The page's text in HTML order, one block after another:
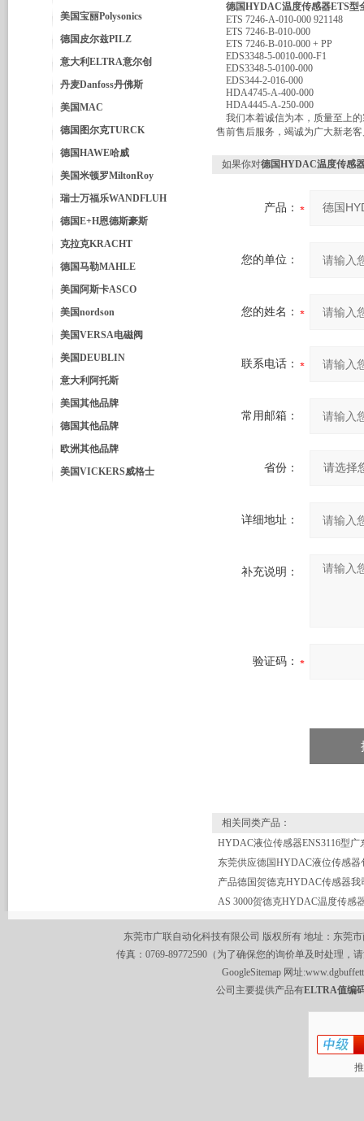
美国宝丽Polysonics
德国皮尔兹PILZ
意大利ELTRA意尔创
丹麦Danfoss丹佛斯
美国MAC
德国图尔克TURCK
德国HAWE哈威
美国米顿罗MiltonRoy
瑞士万福乐WANDFLUH
德国E+H恩德斯豪斯
克拉克KRACHT
德国马勒MAHLE
美国阿斯卡ASCO
美国nordson
美国VERSA电磁阀
美国DEUBLIN
意大利阿托斯
美国其他品牌
德国其他品牌
欧洲其他品牌
美国VICKERS威格士
德国HYDAC温度传感器ETS型
ETS 7246-A-010-000 921148
ETS 7246-B-010-000
ETS 7246-B-010-000 + PP
EDS3348-5-0010-000-F1
EDS3348-5-0100-000
EDS344-2-016-000
HDA4745-A-400-000
HDA4445-A-250-000
我们本着诚信为本，质量至上
售前售后服务，竭诚为广大新老
如果你对德国HYDAC温度传感
产品：
您的单位：
您的姓名：
联系电话：
常用邮箱：
省份：
详细地址：
补充说明：
验证码：
相关同类产品：
东莞供应德国HYDAC液位传感器
东莞市广联自动化科技有限公司 版权所有 地址：东莞
传真：0769-89772590（为了确保您的询价单及时处理，
GoogleSitemap 网址:
公司主要提供产品有ELTRA值编